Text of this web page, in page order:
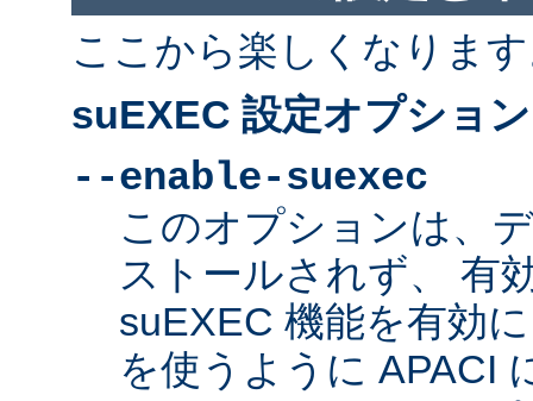
ここから楽しくなりま
suEXEC 設定オプション
--enable-suexec
このオプションは、
ストールされず、 有
suEXEC 機能を有効
を使うように APACI